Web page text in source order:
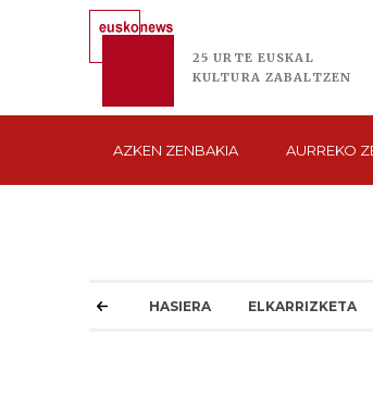
25 URTE EUSKAL
KULTURA ZABALTZEN
AZKEN ZENBAKIA AURREKO
HASIERA ELKARRIZKETA